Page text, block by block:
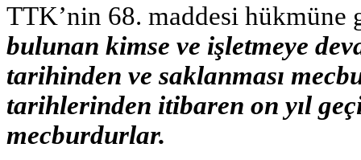
TTK’nin 68. maddesi hükmüne
bulunan kimse ve işletmeye
tarihinden ve saklanması
tarihlerinden itibaren on yıl
mecburdurlar.